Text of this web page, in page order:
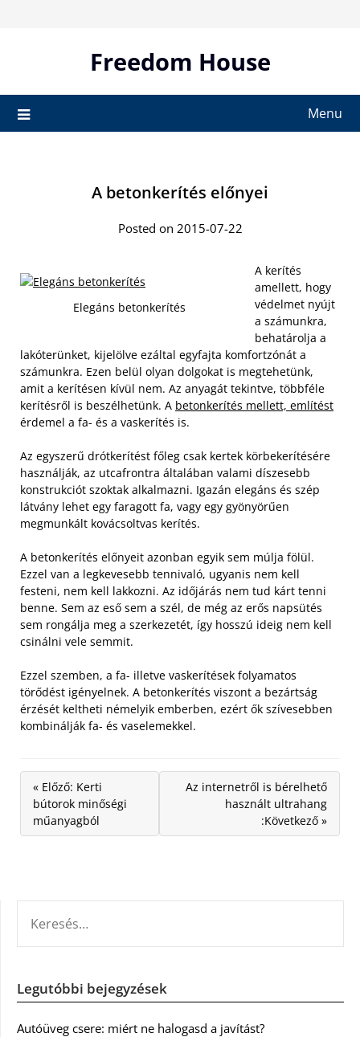
Freedom House
Menu
A betonkerítés előnyei
Posted on 2015-07-22
Elegáns betonkerítés
A kerítés
amellett, hogy
védelmet nyújt
a számunkra,
behatárolja a
lakóterünket, kijelölve ezáltal egyfajta komfortzónát a
számunkra. Ezen belül olyan dolgokat is megtehetünk,
amit a kerítésen kívül nem. Az anyagát tekintve, többféle
kerítésről is beszélhetünk. A betonkerítés mellett, említést
érdemel a fa- és a vaskerítés is.
Az egyszerű drótkerítést főleg csak kertek körbekerítésére
használják, az utcafrontra általában valami díszesebb
konstrukciót szoktak alkalmazni. Igazán elegáns és szép
látvány lehet egy faragott fa, vagy egy gyönyörűen
megmunkált kovácsoltvas kerítés.
A betonkerítés előnyeit azonban egyik sem múlja fölül.
Ezzel van a legkevesebb tennivaló, ugyanis nem kell
festeni, nem kell lakkozni. Az időjárás nem tud kárt tenni
benne. Sem az eső sem a szél, de még az erős napsütés
sem rongálja meg a szerkezetét, így hosszú ideig nem kell
csinálni vele semmit.
Ezzel szemben, a fa- illetve vaskerítések folyamatos
törődést igényelnek. A betonkerítés viszont a bezártság
érzését keltheti némelyik emberben, ezért ők szívesebben
kombinálják fa- és vaselemekkel.
« Előző: Kerti
bútorok minőségi
műanyagból
Az internetről is bérelhető
használt ultrahang
:Következő »
Legutóbbi bejegyzések
Autóüveg csere: miért ne halogasd a javítást?